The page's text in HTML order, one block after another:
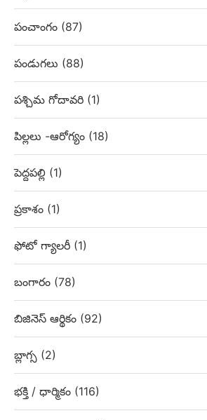
పంచాంగం (87)
పండుగలు (88)
పశ్చిమ గోదావరి (1)
పిల్లలు -ఆరోగ్యం (18)
పెద్దపల్లి (1)
ప్రకాశం (1)
ఫోటో గ్యాలరీ (1)
బంగారం (78)
బిజినెస్ ఆర్థికం (92)
బ్లాగ్స (2)
భక్తి / ధార్మికం (116)